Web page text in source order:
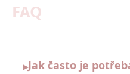
FAQ
▸Jak často je